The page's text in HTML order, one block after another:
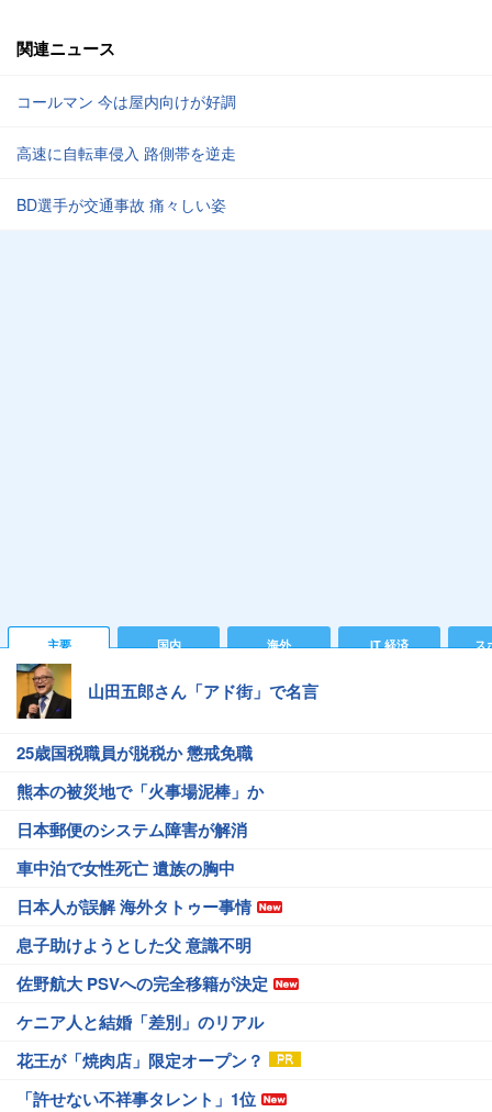
関連ニュース
コールマン 今は屋内向けが好調
高速に自転車侵入 路側帯を逆走
BD選手が交通事故 痛々しい姿
主要 国内 海外 IT 経済 ス
山田五郎さん「アド街」で名言
25歳国税職員が脱税か 懲戒免職
熊本の被災地で「火事場泥棒」か
日本郵便のシステム障害が解消
車中泊で女性死亡 遺族の胸中
日本人が誤解 海外タトゥー事情
息子助けようとした父 意識不明
佐野航大 PSVへの完全移籍が決定
ケニア人と結婚「差別」のリアル
花王が「焼肉店」限定オープン？
「許せない不祥事タレント」1位